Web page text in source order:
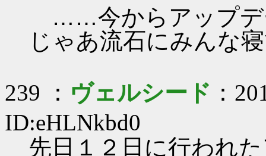
……今からアップデ
じゃあ流石にみんな
239 ： ヴェルシード ：
ID:eHLNkbd0
先日１２日に行われ